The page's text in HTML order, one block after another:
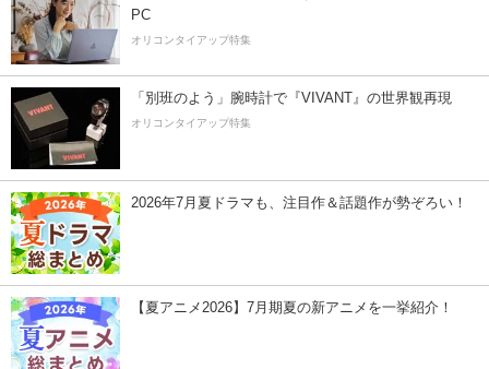
PC
オリコンタイアップ特集
「別班のよう」腕時計で『VIVANT』の世界観再現
オリコンタイアップ特集
2026年7月夏ドラマも、注目作＆話題作が勢ぞろい！
【夏アニメ2026】7月期夏の新アニメを一挙紹介！